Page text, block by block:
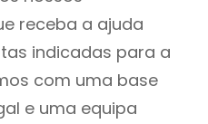
receba a ajuda
indicadas para a
com uma base
e uma equipa